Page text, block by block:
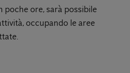
poche ore, sarà possibile
occupando le aree